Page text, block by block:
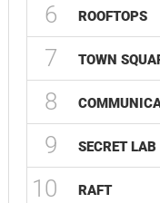
6 ROOFTOPS
7 TOWN
8
9 SECRET LAB
10 RAFT